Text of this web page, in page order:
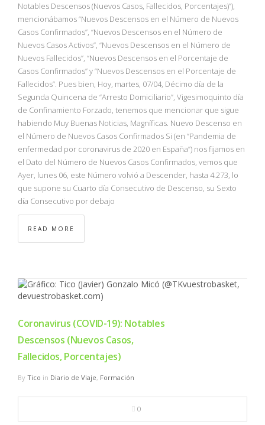
Notables Descensos (Nuevos Casos, Fallecidos, Porcentajes)”),
mencionábamos “Nuevos Descensos en el Número de Nuevos
Casos Confirmados”, “Nuevos Descensos en el Número de
Nuevos Casos Activos”, “Nuevos Descensos en el Número de
Nuevos Fallecidos”, “Nuevos Descensos en el Porcentaje de
Casos Confirmados” y “Nuevos Descensos en el Porcentaje de
Fallecidos”. Pues bien, Hoy, martes, 07/04, Décimo día de la
Segunda Quincena de “Arresto Domiciliario”, Vigesimoquinto día
de Confinamiento Forzado, tenemos que mencionar que sigue
habiendo Muy Buenas Noticias, Magníficas. Nuevo Descenso en
el Número de Nuevos Casos Confirmados Si (en “Pandemia de
enfermedad por coronavirus de 2020 en España”) nos fijamos en
el Dato del Número de Nuevos Casos Confirmados, vemos que
Ayer, lunes 06, este Número volvió a Descender, hasta 4.273, lo
que supone su Cuarto día Consecutivo de Descenso, su Sexto
día Consecutivo por debajo
READ MORE
Coronavirus (COVID-19): Notables
Descensos (Nuevos Casos,
Fallecidos, Porcentajes)
By Tico in Diario de Viaje, Formación
0